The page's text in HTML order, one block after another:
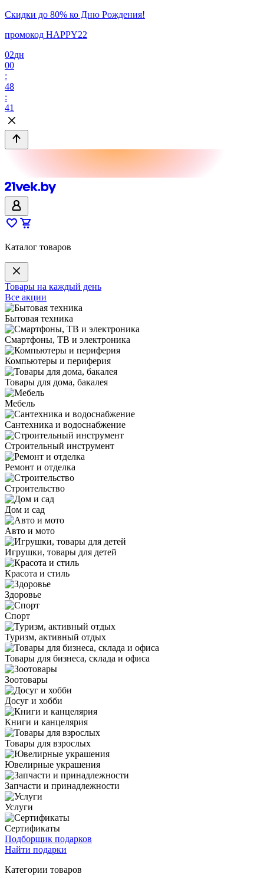
Скидки до 80% ко Дню Рождения!
промокод HAPPY22
02дн
00
:
48
:
41
Каталог товаров
Товары на каждый день
Все акции
Бытовая техника
Смартфоны, ТВ и электроника
Компьютеры и периферия
Товары для дома, бакалея
Мебель
Сантехника и водоснабжение
Строительный инструмент
Ремонт и отделка
Строительство
Дом и сад
Авто и мото
Игрушки, товары для детей
Красота и стиль
Здоровье
Спорт
Туризм, активный отдых
Товары для бизнеса, склада и офиса
Зоотовары
Досуг и хобби
Книги и канцелярия
Товары для взрослых
Ювелирные украшения
Запчасти и принадлежности
Услуги
Сертификаты
Подборщик подарков
Найти подарки
Категории товаров